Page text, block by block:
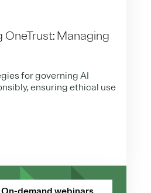
OneTrust: Managing
for governing AI
ensuring ethical use